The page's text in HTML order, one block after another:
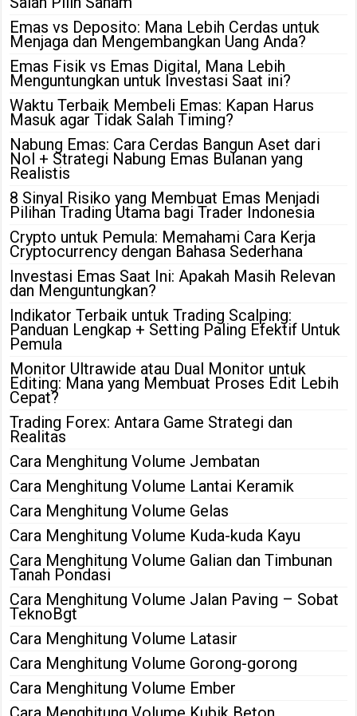
Emas vs Deposito: Mana Lebih Cerdas untuk
Menjaga dan Mengembangkan Uang Anda?
Emas Fisik vs Emas Digital, Mana Lebih
Menguntungkan untuk Investasi Saat ini?
Waktu Terbaik Membeli Emas: Kapan Harus
Masuk agar Tidak Salah Timing?
Nabung Emas: Cara Cerdas Bangun Aset dari
Nol + Strategi Nabung Emas Bulanan yang
Realistis
8 Sinyal Risiko yang Membuat Emas Menjadi
Pilihan Trading Utama bagi Trader Indonesia
Crypto untuk Pemula: Memahami Cara Kerja
Cryptocurrency dengan Bahasa Sederhana
Investasi Emas Saat Ini: Apakah Masih Relevan
dan Menguntungkan?
Indikator Terbaik untuk Trading Scalping:
Panduan Lengkap + Setting Paling Efektif Untuk
Pemula
Monitor Ultrawide atau Dual Monitor untuk
Editing: Mana yang Membuat Proses Edit Lebih
Cepat?
Trading Forex: Antara Game Strategi dan
Realitas
Cara Menghitung Volume Jembatan
Cara Menghitung Volume Lantai Keramik
Cara Menghitung Volume Gelas
Cara Menghitung Volume Kuda-kuda Kayu
Cara Menghitung Volume Galian dan Timbunan
Tanah Pondasi
Cara Menghitung Volume Jalan Paving – Sobat
TeknoBgt
Cara Menghitung Volume Latasir
Cara Menghitung Volume Gorong-gorong
Cara Menghitung Volume Ember